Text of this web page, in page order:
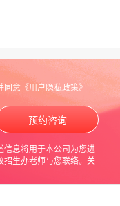
同意 《用户隐私政策》
信息将用于本公司为您进
招生办老师与您联络。关
预约咨询